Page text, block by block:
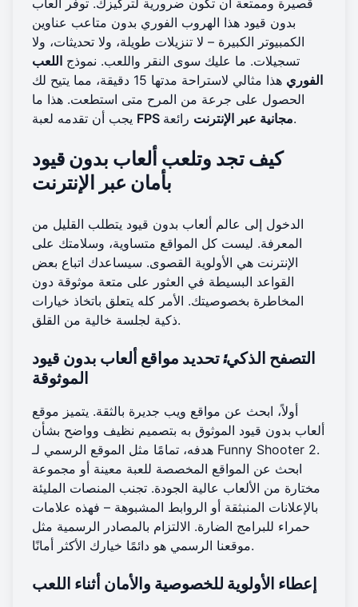
قصيرة وممتعة أن تكون ضرورية لتركيزك. توفر ألعاب
بدون قيود هذا الهروب الفوري بدون متاعب عناوين
الكمبيوتر الكبيرة – لا تنزيلات طويلة، ولا تحديثات، ولا
تسجيلات. ما عليك سوى النقر واللعب. نموذج اللعب
الفوري
هذا مثالي لاستراحة مدتها 15 دقيقة، مما يتيح لك
الحصول على جرعة من المرح متى استطعت. هذا ما
FPS مجانية عبر الإنترنترائعة.
كيف تجد وتلعب ألعاب بدون قيود
بأمان عبر الإنترنت
الدخول إلى عالم ألعاب بدون قيود يتطلب القليل من
المعرفة. ليست كل المواقع متساوية، وسلامتك على
الإنترنت هي الأولوية القصوى. سيساعدك اتباع بعض
القواعد البسيطة في العثور على متعة موثوقة دون
المخاطرة بخصوصيتك. الأمر كله يتعلق باتخاذ خيارات
ذكية لجلسة خالية من القلق.
التصفح الذكي: تحديد مواقع ألعاب بدون قيود
الموثوقة
أولاً، ابحث عن مواقع ويب جديرة بالثقة. يتميز موقع
ألعاب بدون قيود الموثوق به بتصميم نظيف وواضح بشأن
هدفه، تمامًا مثل الموقع الرسمي لـ Funny Shooter 2.
ابحث عن المواقع المخصصة للعبة معينة أو مجموعة
مختارة من الألعاب عالية الجودة. تجنب المنصات المليئة
بالإعلانات المنبثقة أو الروابط المشبوهة – فهذه علامات
حمراء للبرامج الضارة. الالتزام بالمصادر الرسمية مثل
موقعنا الرسميهو دائمًا خيارك الأكثر أمانًا.
إعطاء الأولوية للخصوصية والأمان أثناء اللعب